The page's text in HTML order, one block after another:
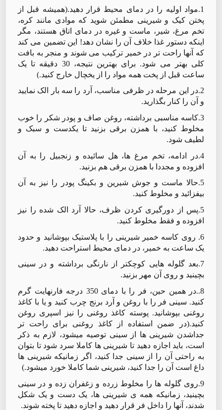
1.مواد اولیه را در دمای محیط قرار دهید.(همیشه قبل از
پختن کیک و شیرینی مطمئن شوید که موادی مانند کره،
تخم مرغ، شیر، ماست و غیره در دمای اتاق هستند، مگر
اینکه دستور غذا خلاف آن را نشان دهد! این تضمین می کند
که آنها راحت تر در خمیر ترکیب می شوند و منجر به بافت
کلی بهتر می شود. برای بهترین نتیجه، 30 دقیقه تا یک
ساعت قبل از پخت همه مواد را از یخچال خارج کنید.)
2.در این مرحله در ظرفی مناسب، آرد را سه بار الک نمایید
و آن را کنار بگذارید.
3.کاسه مناسبی برداشته، روغن صاف و پودر شکر را خوب
مخلوط کنید، با همزن برقی بزنید تا یکدست و سبک و
لطیف شود.
4.در ادامه، تخم مرغ ها، هل سائیده و زنجبیل را به آن
افزوده و مجددا با همزن برقی هم بزنید.
5.حالا ماست و جوش شیرین و بکینگ پودر را نیز به آن
بیفزائید و مخلوط کنید.
5.پس از دورگیری کردن ظرف، حالا آرد الک شده را نیز
افزوده و فقط مخلوط کنید.
6. روی کاسه خمیر شیرینی را با پلاستیک بپوشانید و حدود
یک ساعت به خمیر، در دمای محیط استراحت دهید.
7.بعد گلوله هایی کوچکتر از نارنگی برداشته و در سینی
بچینید و روی آن مهر بزنید.
8..در همین حین، فر را با دمای 350 درجه فارنهایت گرم
کنید. سینی فر را با روغن و آرد برنج چرب کنید و یا با کاغذ
روغنی بپوشانید. پوسته کاغذ روغنی را نیز اسپری روغن
کنید.(در ضمن استفاده از کاغذ روغنی برای راحت تر
جداشدن شیرینی ها از سینی توصیه میشود، لازم به ذکر
است، باید اجازه دهید تا شیرینی ها کاملا سرد شود تا بتوان
به راحتی آن را از سینی جدا کنید، اگر زمانیکه شیرینی ها
داغ است آن را جدا کنید، شیرینی شما کاملا خورد میشود.)
9.روی گلوله ها را مخلوط زرده و زغفران زده و در سینی
بچینید، زمانیکه همه ی شیرینی ها، یک دست و یک شکل
شدند، آنها را داخل فر قرار دهید و اجازه دهید تا پخته شوند.